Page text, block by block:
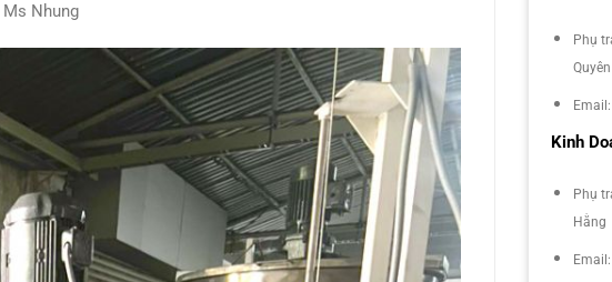
Nhung
Phụ
Quyên
Kinh
Phụ
Hằng